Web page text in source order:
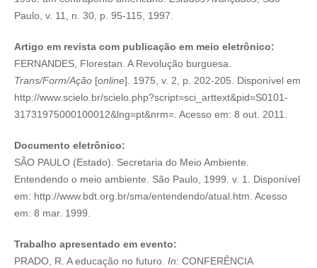
Paulo, v. 11, n. 30, p. 95-115, 1997.
Artigo em revista com publicação em meio eletrônico:
FERNANDES, Florestan. A Revolução burguesa.
Trans/Form/Ação[online]. 1975, v. 2, p. 202-205. Disponível em
http://www.scielo.br/scielo.php?script=sci_arttext&pid=S0101-
31731975000100012&lng=pt&nrm=. Acesso em: 8 out. 2011.
Documento eletrônico:
SÃO PAULO (Estado). Secretaria do Meio Ambiente.
Entendendo o meio ambiente. São Paulo, 1999. v. 1. Disponível
em: http://www.bdt.org.br/sma/entendendo/atual.htm. Acesso
em: 8 mar. 1999.
Trabalho apresentado em evento:
PRADO, R. A educação no futuro. In: CONFERÊNCIA